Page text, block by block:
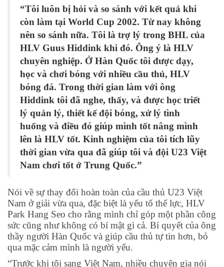
“Tôi luôn bị hỏi và so sánh với kết quả khi
còn làm tại World Cup 2002. Từ nay không
nên so sánh nữa. Tôi là trợ lý trong BHL của
HLV Guus Hiddink khi đó. Ông ý là HLV
chuyên nghiệp. Ở Hàn Quốc tôi được dạy,
học và chơi bóng với nhiều cầu thủ, HLV
bóng đá. Trong thời gian làm với ông
Hiddink tôi đã nghe, thấy, và được học triết
lý quản lý, thiết kế đội bóng, xử lý tình
huống và điều đó giúp mình tốt nâng mình
lên là HLV tốt. Kinh nghiệm của tôi tích lũy
thời gian vừa qua đã giúp tôi và đội U23 Việt
Nam chơi tốt ở Trung Quốc.”
Nói về sự thay đổi hoàn toàn của cầu thủ U23 Việt
Nam ở giải vừa qua, đặc biệt là yếu tố thể lực, HLV
Park Hang Seo cho rằng mình chỉ góp một phần công
sức cũng như không có bí mật gì cả. Bí quyết của ông
thầy người Hàn Quốc và giúp cầu thủ tự tin hơn, bỏ
qua mặc cảm mình là người yếu.
“Trước khi tôi sang Việt Nam, nhiều chuyên gia nói